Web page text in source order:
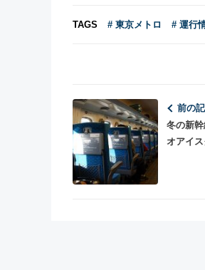
TAGS # 東京メトロ # 運行
前の
冬の新
オアイ